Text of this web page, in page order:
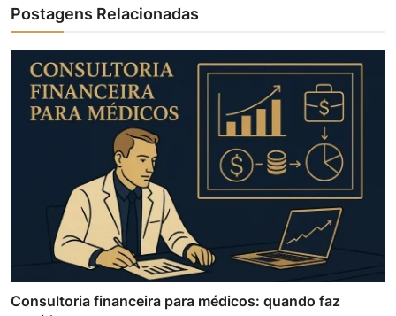
Postagens Relacionadas
Consultoria financeira para médicos: quando faz